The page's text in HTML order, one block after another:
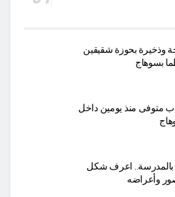
وذخيرة بحوزة شقيقين
بسوهاج
متوفى منذ يومين داخل
6 أطفال بالمدرسة.. اعرف شكل
وأعراضه